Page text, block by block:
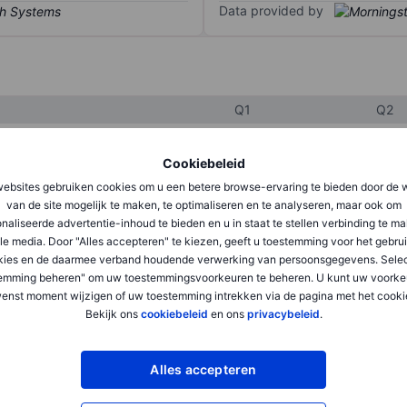
Cookiebeleid
gebruiken cookies om u een betere browse-ervaring te bieden door de
van de site mogelijk te maken, te optimaliseren en te analyseren, maar ook om
advertentie-inhoud te bieden en u in staat te stellen verbinding te
media. Door "Alles accepteren" te kiezen, geeft u toestemming voor het
en de daarmee verband houdende verwerking van persoonsgegevens.
beheren" om uw toestemmingsvoorkeuren te beheren. U kunt uw
moment wijzigen of uw toestemming intrekken via de pagina met het
Bekijk ons cookiebeleid en ons privacybeleid.
Alles accepteren
Data provided by
Q1 Q2
XXXXXXX
XXXXXXX XXXXXXX
XXXXXXX XXXXXXX
XXXXXXX XXXXXXX
XXXXXXX